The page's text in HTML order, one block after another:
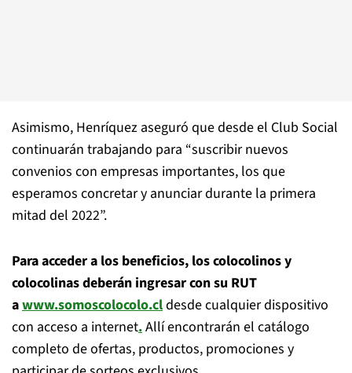
Asimismo, Henríquez aseguró que desde el Club Social
continuarán trabajando para “suscribir nuevos
convenios con empresas importantes, los que
esperamos concretar y anunciar durante la primera
mitad del 2022”.
Para acceder a los beneficios, los colocolinos y
colocolinas deberán ingresar con su RUT
awww.somoscolocolo.cldesde cualquier dispositivo
con acceso a internet.Allí encontrarán el catálogo
completo de ofertas, productos, promociones y